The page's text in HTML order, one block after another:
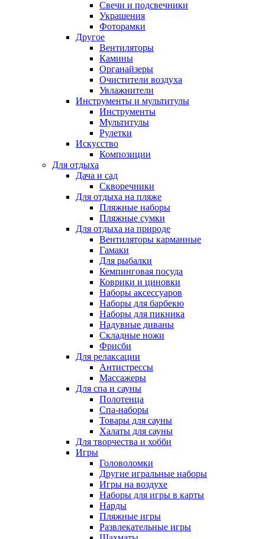
Свечи и подсвечники
Украшения
Фоторамки
Другое
Вентиляторы
Камины
Органайзеры
Очистители воздуха
Увлажнители
Инструменты и мультитулы
Инструменты
Мультитулы
Рулетки
Искусство
Композиции
Для отдыха
Дача и сад
Скворечники
Для отдыха на пляже
Пляжные наборы
Пляжные сумки
Для отдыха на природе
Вентиляторы карманные
Гамаки
Для рыбалки
Кемпинговая посуда
Коврики и циновки
Наборы аксессуаров
Наборы для барбекю
Наборы для пикника
Надувные диваны
Складные ножи
Фрисби
Для релаксации
Антистрессы
Массажеры
Для спа и сауны
Полотенца
Спа-наборы
Товары для сауны
Халаты для сауны
Для творчества и хобби
Игры
Головоломки
Другие игральные наборы
Игры на воздухе
Наборы для игры в карты
Нарды
Пляжные игры
Развлекательные игры